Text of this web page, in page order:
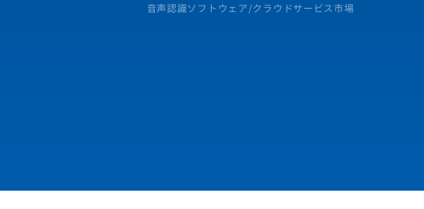
音声認識ソフトウェア/クラウドサービス市場